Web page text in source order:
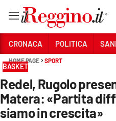
Sezioni
CRONACA
POLITICA
CRONACA POLITICA
HOME PAGE SPORT
BASKET
Redel, Rugolo
Matera: «Partita
siamo in crescita»